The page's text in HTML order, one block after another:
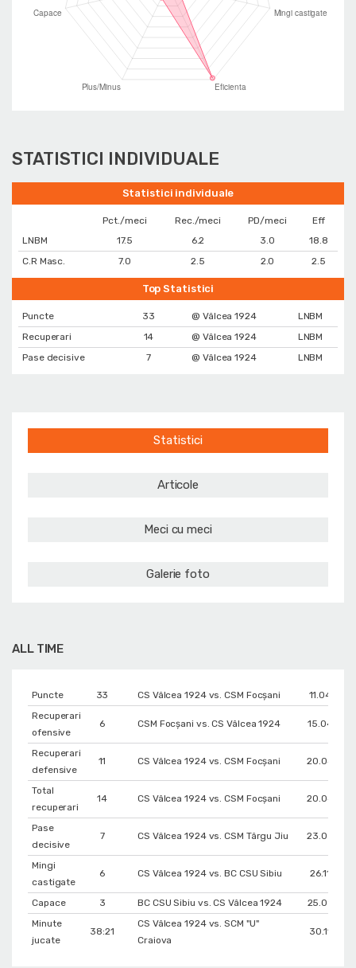
STATISTICI INDIVIDUALE
Statistici individuale
Pct./meci Rec./meci PD/meci
Eff
LNBM
17.5 6.2 3.0
18.8
C.R Masc.
7.0 2.5 2.0 2.5
Top Statistici
Puncte 33 @ Vâlcea 1924
LNBM
Recuperari
14 @ Vâlcea 1924
LNBM
Pase decisive
7 @ Vâlcea 1924 LNBM
Statistici
Articole
Meci cu meci
Galerie foto
ALL TIME
Puncte 33 CS Vâlcea 1924 vs. CSM Focșani
Recuperari
ofensive
6 CSM Focșani vs. CS Vâlcea 1924
Recuperari
defensive
11 CS Vâlcea 1924 vs. CSM Focșani
Total
recuperari
14 CS Vâlcea 1924 vs. CSM Focșani
Pase
decisive
7 CS Vâlcea 1924 vs. CSM Târgu Jiu
Mingi
castigate
6 CS Vâlcea 1924 vs. BC CSU Sibiu 26.11.2023
Capace 3 BC CSU Sibiu vs. CS Vâlcea 1924
Minute
jucate
38:21
CS Vâlcea 1924 vs. SCM "U"
Craiova
30.11.2023